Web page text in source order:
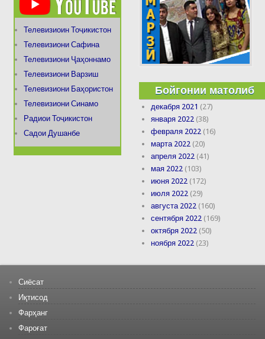
Телевизиоин Тоҷикистон
Телевизиони Сафина
Телевизиони Ҷаҳоннамо
Телевизиони Варзиш
Телевизиони Баҳористон
Телевизиони Синамо
Радиои Тоҷикистон
Садои Душанбе
Бойгонии матолиб
декабря 2021 (27)
января 2022 (38)
февраля 2022 (16)
марта 2022 (20)
апреля 2022 (41)
мая 2022 (103)
июня 2022 (172)
июля 2022 (29)
августа 2022 (160)
сентября 2022 (169)
октября 2022 (50)
ноября 2022 (23)
Сиёсат
Иқтисод
Фарҳанг
Фароғат